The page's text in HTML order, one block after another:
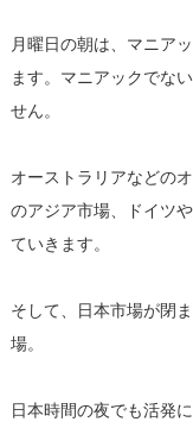
月曜日の朝は、マニア
ます。マニアックでな
せん。
オーストラリアなどの
のアジア市場、ドイツ
ていきます。
そして、日本市場が閉
場。
日本時間の夜でも活発